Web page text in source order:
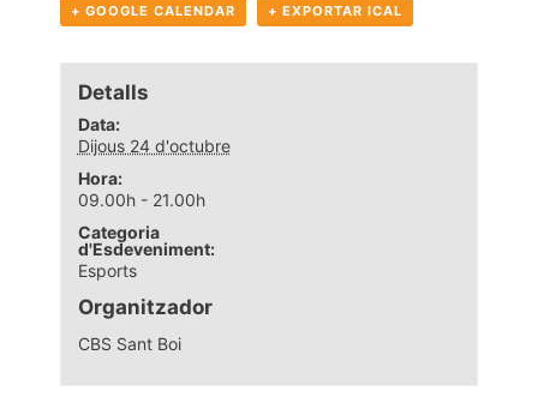
+ GOOGLE CALENDAR + EXPORTAR ICAL
Detalls
Data:
Dijous 24 d'octubre
Hora:
09.00h - 21.00h
Categoria
d'Esdeveniment:
Esports
Organitzador
CBS Sant Boi